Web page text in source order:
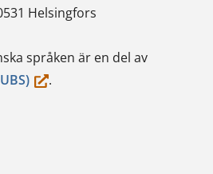
Helsingfors
språken är en del av
(du.